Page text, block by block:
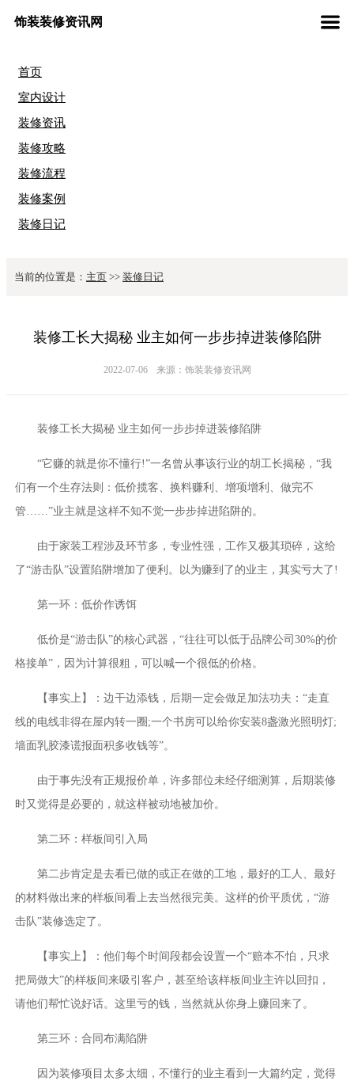
饰装装修资讯网
首页
室内设计
装修资讯
装修攻略
装修流程
装修案例
装修日记
当前的位置是： 主页 >> 装修日记
装修工长大揭秘 业主如何一步步掉进装修陷阱
2022-07-06 来源：饰装装修资讯网
装修工长大揭秘 业主如何一步步掉进装修陷阱
“它赚的就是你不懂行!”一名曾从事该行业的胡工长揭秘，“我
们有一个生存法则：低价揽客、换料赚利、增项增利、做完不
管……”业主就是这样不知不觉一步步掉进陷阱的。
由于家装工程涉及环节多，专业性强，工作又极其琐碎，这给
了“游击队”设置陷阱增加了便利。以为赚到了的业主，其实亏大了!
第一环：低价作诱饵
低价是“游击队”的核心武器，“往往可以低于品牌公司30%的价
格接单”，因为计算很粗，可以喊一个很低的价格。
【事实上】：边干边添钱，后期一定会做足加法功夫：“走直
线的电线非得在屋内转一圈;一个书房可以给你安装8盏激光照明灯;
墙面乳胶漆谎报面积多收钱等”。
由于事先没有正规报价单，许多部位未经仔细测算，后期装修
时又觉得是必要的，就这样被动地被加价。
第二环：样板间引入局
第二步肯定是去看已做的或正在做的工地，最好的工人、最好
的材料做出来的样板间看上去当然很完美。这样的价平质优，“游
击队”装修选定了。
【事实上】：他们每个时间段都会设置一个“赔本不怕，只求
把局做大”的样板间来吸引客户，甚至给该样板间业主许以回扣，
请他们帮忙说好话。这里亏的钱，当然就从你身上赚回来了。
第三环：合同布满陷阱
因为装修项目太多太细，不懂行的业主看到一大篇约定，觉得